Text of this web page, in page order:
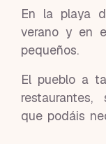
En la playa
verano y en
pequeños.
El pueblo a
que podáis